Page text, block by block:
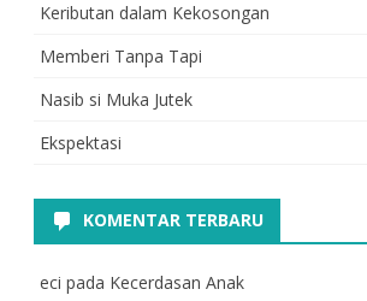
Keributan dalam Kekosongan
Memberi Tanpa Tapi
Nasib si Muka Jutek
Ekspektasi
KOMENTAR TERBARU
eci pada Kecerdasan Anak